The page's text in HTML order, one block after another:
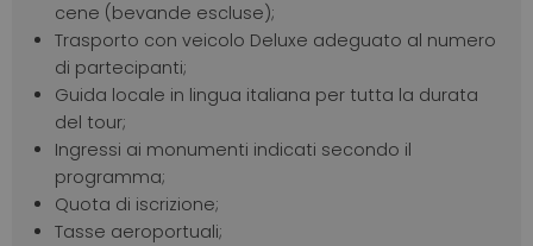
cene (bevande escluse);
Trasporto con veicolo Deluxe adeguato al numero
di partecipanti;
Guida locale in lingua italiana per tutta la durata
del tour;
Ingressi ai monumenti indicati secondo il
programma;
Quota di iscrizione;
Tasse aeroportuali;